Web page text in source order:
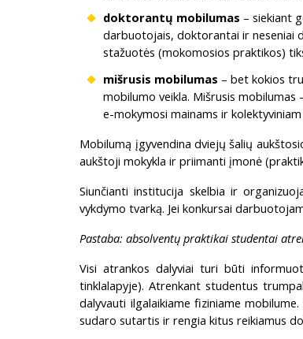
doktorantų mobilumas – siekiant
darbuotojais, doktorantai ir neseniai
stažuotės (mokomosios praktikos)
mišrusis mobilumas – bet kokios
mobilumo veikla. Mišrusis
e-mokymosi mainams ir
Mobilumą įgyvendina dviejų šalių
aukštoji mokykla ir priimanti įmonė
Siunčianti institucija skelbia ir
vykdymo tvarką. Jei konkursai
Pastaba: absolventų praktikai studentai
Visi atrankos dalyviai turi būti
tinklalapyje). Atrenkant studentus
dalyvauti ilgalaikiame fiziniame
sudaro sutartis ir rengia kitus reikiamus